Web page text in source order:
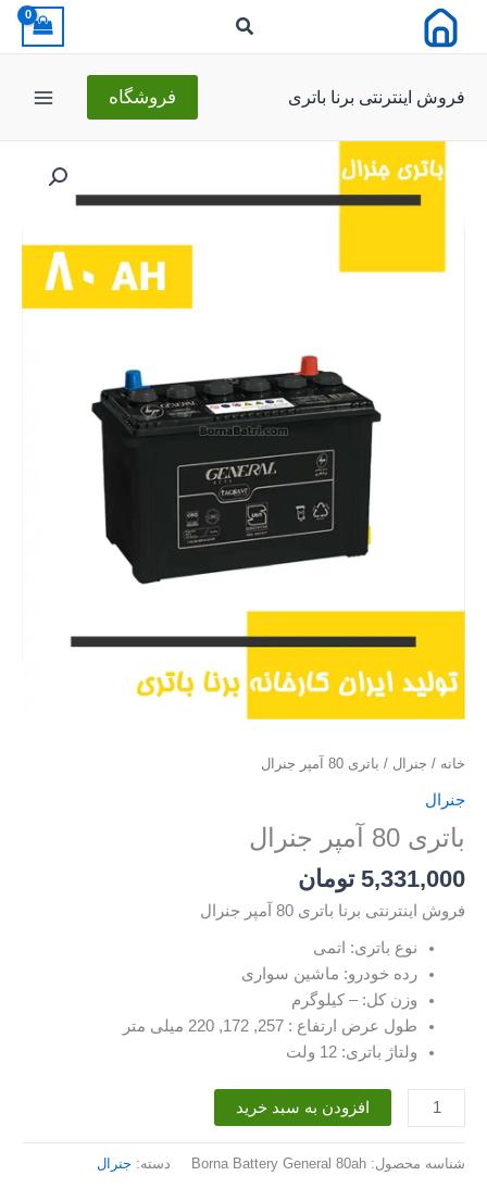
فروش اینترنتی برنا باتری فروشگاه
خانه / جنرال / باتری 80 آمپر جنرال
جنرال
باتری 80 آمپر جنرال
5,331,000 تومان
فروش اینترنتی برنا باتری 80 آمپر جنرال
نوع باتری: اتمی
رده خودرو: ماشین سواری
وزن کل: – کیلوگرم
طول عرض ارتفاع : 257, 172, 220 میلی متر
ولتاژ باتری: 12 ولت
باتری
80
افزودن به سبد خرید
شناسه محصول: Borna Battery General 80ah دسته: جنرال